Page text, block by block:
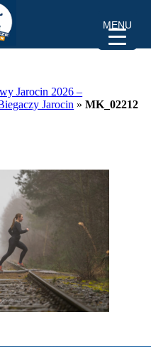
Jarocin 2026 –
Jarocin »MK_02212
MENU